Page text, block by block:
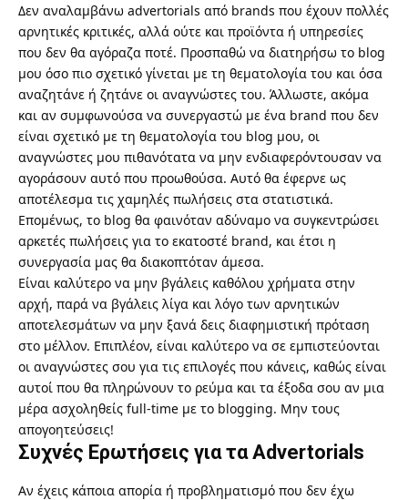
Δεν αναλαμβάνω advertorials από brands που έχουν πολλές
αρνητικές κριτικές, αλλά ούτε και προϊόντα ή υπηρεσίες
που δεν θα αγόραζα ποτέ. Προσπαθώ να διατηρήσω το blog
μου όσο πιο σχετικό γίνεται με τη θεματολογία του και όσα
αναζητάνε ή ζητάνε οι αναγνώστες του. Άλλωστε, ακόμα
και αν συμφωνούσα να συνεργαστώ με ένα brand που δεν
είναι σχετικό με τη θεματολογία του blog μου, οι
αναγνώστες μου πιθανότατα να μην ενδιαφερόντουσαν να
αγοράσουν αυτό που προωθούσα. Αυτό θα έφερνε ως
αποτέλεσμα τις χαμηλές πωλήσεις στα στατιστικά.
Επομένως, το blog θα φαινόταν αδύναμο να συγκεντρώσει
αρκετές πωλήσεις για το εκατοστέ brand, και έτσι η
συνεργασία μας θα διακοπτόταν άμεσα.
Είναι καλύτερο να μην βγάλεις καθόλου χρήματα στην
αρχή, παρά να βγάλεις λίγα και λόγο των αρνητικών
αποτελεσμάτων να μην ξανά δεις διαφημιστική πρόταση
στο μέλλον. Επιπλέον, είναι καλύτερο να σε εμπιστεύονται
οι αναγνώστες σου για τις επιλογές που κάνεις, καθώς είναι
αυτοί που θα πληρώνουν το ρεύμα και τα έξοδα σου αν μια
μέρα ασχοληθείς full-time με το blogging. Μην τους
απογοητεύσεις!
Συχνές Ερωτήσεις για τα Advertorials
Αν έχεις κάποια απορία ή προβληματισμό που δεν έχω